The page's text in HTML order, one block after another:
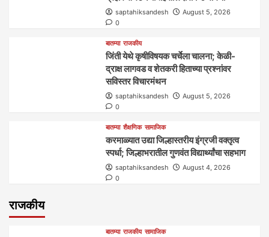
saptahiksandesh
August 5, 2026
0
बातम्या राजकीय
जिंती येथे कृषीविषयक चर्चेला चालना; केळी-
द्राक्ष लागवड व शेतकरी हिताच्या प्रश्नांवर
सविस्तर विचारमंथन
saptahiksandesh
August 5, 2026
0
बातम्या शैक्षणिक सामाजिक
करमाळ्यात उद्या जिल्हास्तरीय इंग्रजी वक्तृत्व
स्पर्धा; जिल्हाभरातील गुणवंत विद्यार्थ्यांचा सहभाग
saptahiksandesh
August 4, 2026
0
राजकीय
बातम्या राजकीय सामाजिक